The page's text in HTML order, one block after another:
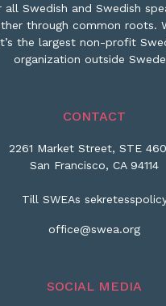
Swedish and Swedish
through common roots.
the largest non-profit
organization outside
CONTACT
2261 Market Street, STE
San Francisco, CA 94114
Till SWEAs
office@swea.org
SOCIAL MEDIA